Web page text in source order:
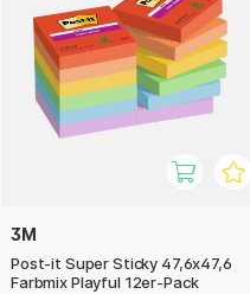
3M
Post-it Super Sticky 47,6x47,6
Farbmix Playful 12er-Pack